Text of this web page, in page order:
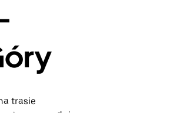
trasie